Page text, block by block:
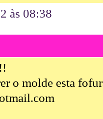
às 08:38
o molde esta